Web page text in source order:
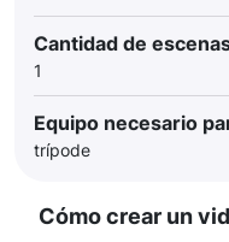
Cantidad de
1
Equipo necesario
trípode
Cómo crear un